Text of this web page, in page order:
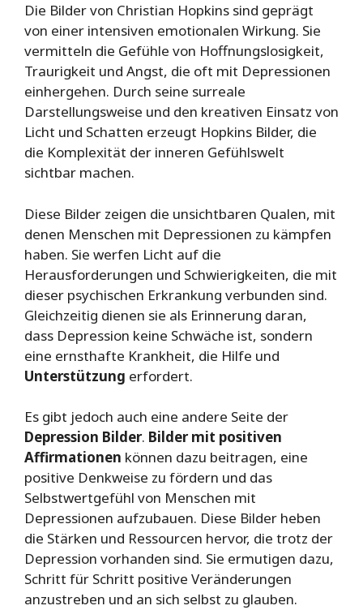
Die Bilder von Christian Hopkins sind geprägt
von einer intensiven emotionalen Wirkung. Sie
vermitteln die Gefühle von Hoffnungslosigkeit,
Traurigkeit und Angst, die oft mit Depressionen
einhergehen. Durch seine surreale
Darstellungsweise und den kreativen Einsatz von
Licht und Schatten erzeugt Hopkins Bilder, die
die Komplexität der inneren Gefühlswelt
sichtbar machen.
Diese Bilder zeigen die unsichtbaren Qualen, mit
denen Menschen mit Depressionen zu kämpfen
haben. Sie werfen Licht auf die
Herausforderungen und Schwierigkeiten, die mit
dieser psychischen Erkrankung verbunden sind.
Gleichzeitig dienen sie als Erinnerung daran,
dass Depression keine Schwäche ist, sondern
eine ernsthafte Krankheit, die Hilfe und
Unterstützung erfordert.
Es gibt jedoch auch eine andere Seite der
Depression Bilder. Bilder mit positiven
Affirmationen können dazu beitragen, eine
positive Denkweise zu fördern und das
Selbstwertgefühl von Menschen mit
Depressionen aufzubauen. Diese Bilder heben
die Stärken und Ressourcen hervor, die trotz der
Depression vorhanden sind. Sie ermutigen dazu,
Schritt für Schritt positive Veränderungen
anzustreben und an sich selbst zu glauben.